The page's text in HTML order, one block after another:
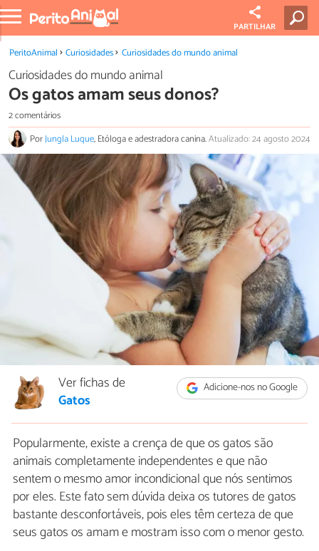
PARTILHAR
PeritoAnimal Curiosidades Curiosidades do mundo animal
Curiosidades do mundo animal
Os gatos amam seus donos?
2 comentários
PorJungla Luque, Etóloga e adestradora canina.Atualizado: 24 agosto 2024
Adicione-nos no Google
Ver fichas de
Gatos
Popularmente, existe a crença de que os gatos são
animais completamente independentes e que não
sentem o mesmo amor incondicional que nós sentimos
por eles. Este fato sem dúvida deixa os tutores de gatos
bastante desconfortáveis, pois eles têm certeza de que
seus gatos os amam e mostram isso com o menor gesto.